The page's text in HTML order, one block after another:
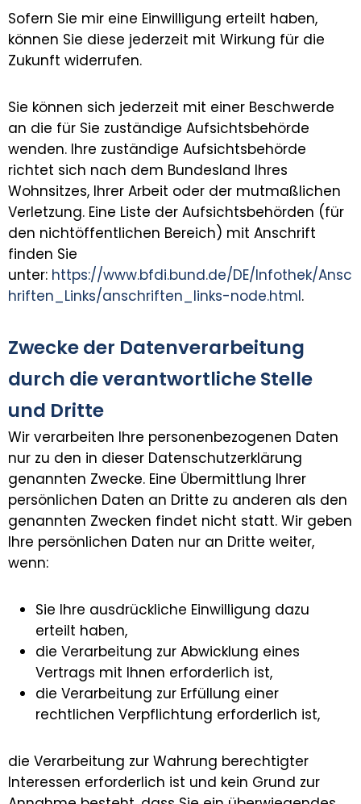
Sofern Sie mir eine Einwilligung erteilt haben,
können Sie diese jederzeit mit Wirkung für die
Zukunft widerrufen.
Sie können sich jederzeit mit einer Beschwerde
an die für Sie zuständige Aufsichtsbehörde
wenden. Ihre zuständige Aufsichtsbehörde
richtet sich nach dem Bundesland Ihres
Wohnsitzes, Ihrer Arbeit oder der mutmaßlichen
Verletzung. Eine Liste der Aufsichtsbehörden (für
den nichtöffentlichen Bereich) mit Anschrift
finden Sie
unter: https://www.bfdi.bund.de/DE/Infothek/Ansc
hriften_Links/anschriften_links-node.html.
Zwecke der Datenverarbeitung
durch die verantwortliche Stelle
und Dritte
Wir verarbeiten Ihre personenbezogenen Daten
nur zu den in dieser Datenschutzerklärung
genannten Zwecke. Eine Übermittlung Ihrer
persönlichen Daten an Dritte zu anderen als den
genannten Zwecken findet nicht statt. Wir geben
Ihre persönlichen Daten nur an Dritte weiter,
wenn:
Sie Ihre ausdrückliche Einwilligung dazu
erteilt haben,
die Verarbeitung zur Abwicklung eines
Vertrags mit Ihnen erforderlich ist,
die Verarbeitung zur Erfüllung einer
rechtlichen Verpflichtung erforderlich ist,
die Verarbeitung zur Wahrung berechtigter
Interessen erforderlich ist und kein Grund zur